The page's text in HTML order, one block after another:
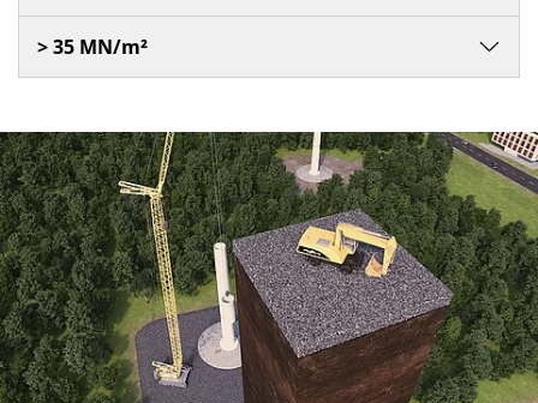
> 35 MN/m²